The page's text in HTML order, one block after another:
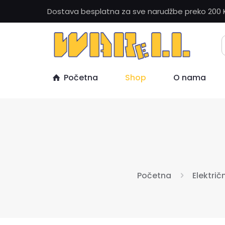
Dostava besplatna za sve narudžbe preko 200
Početna Shop O nama
Početna